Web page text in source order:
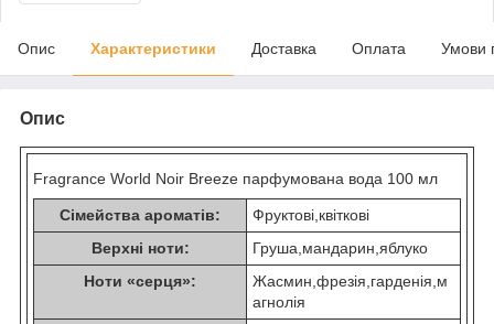
Опис Характеристики Доставка Оплата Умови
Опис
Fragrance World Noir Breeze парфумована вода 100 мл
Сімейства ароматів:
Фруктові,квіткові
Верхні ноти:
Груша,мандарин,яблуко
Ноти «серця»:
Жасмин,фрезія,гарденія,м
агнолія